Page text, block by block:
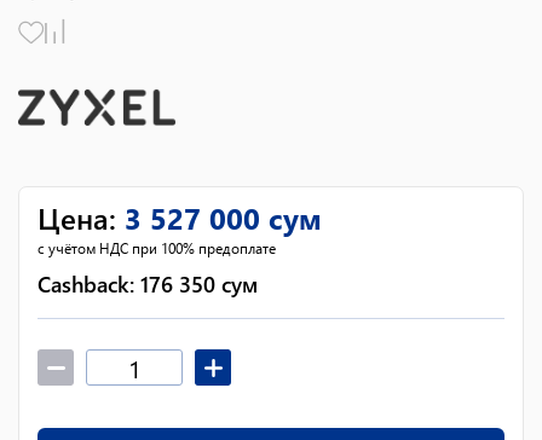
Цена: 3 527 000 сум
с учётом НДС при 100% предоплате
Cashback: 176 350 сум